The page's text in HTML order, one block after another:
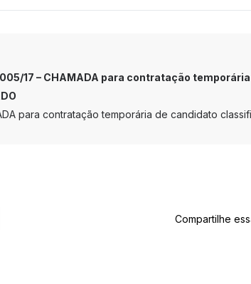
005/17 – CHAMADA para contratação
para contratação temporária de candidato
Compartilhe